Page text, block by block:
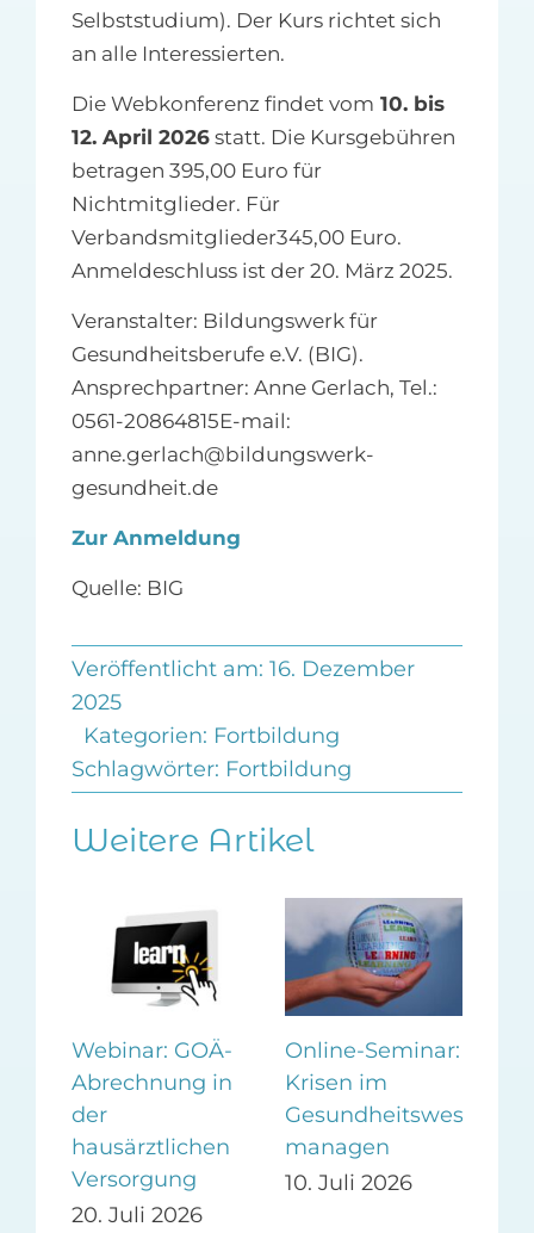
Selbststudium). Der Kurs richtet sich
an alle Interessierten.
Die Webkonferenz findet vom 10. bis
12. April 2026statt. Die Kursgebühren
betragen 395,00 Euro für
Nichtmitglieder. Für
Verbandsmitglieder345,00 Euro.
Anmeldeschluss ist der 20. März 2025.
Veranstalter: Bildungswerk für
Gesundheitsberufe e.V. (BIG).
Ansprechpartner: Anne Gerlach, Tel.:
0561-20864815E-mail:
anne.gerlach@bildungswerk-
gesundheit.de
Zur Anmeldung
Quelle: BIG
Veröffentlicht am: 16. Dezember
2025
Kategorien: Fortbildung
Schlagwörter: Fortbildung
Weitere Artikel
Webinar: GOÄ-
Abrechnung in
der
hausärztlichen
Versorgung
20. Juli 2026
Online-Seminar:
Krisen im
Gesundheitswesen
managen
10. Juli 2026